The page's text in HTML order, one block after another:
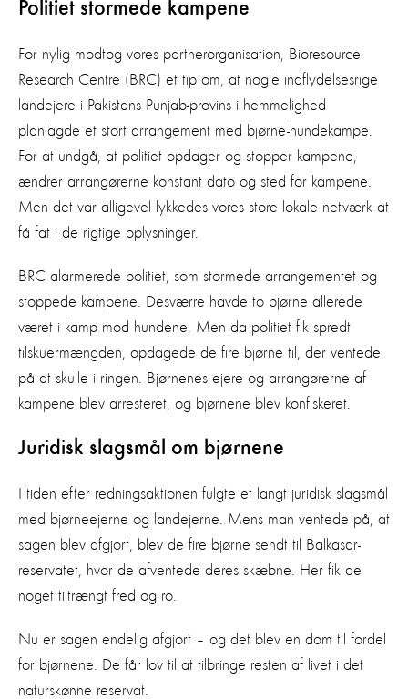
Politiet stormede kampene
For nylig modtog vores partnerorganisation, Bioresource
Research Centre (BRC) et tip om, at nogle indflydelsesrige
landejere i Pakistans Punjab-provins i hemmelighed
planlagde et stort arrangement med bjørne-hundekampe.
For at undgå, at politiet opdager og stopper kampene,
ændrer arrangørerne konstant dato og sted for kampene.
Men det var alligevel lykkedes vores store lokale netværk at
få fat i de rigtige oplysninger.
BRC alarmerede politiet, som stormede arrangementet og
stoppede kampene. Desværre havde to bjørne allerede
været i kamp mod hundene. Men da politiet fik spredt
tilskuermængden, opdagede de fire bjørne til, der ventede
på at skulle i ringen. Bjørnenes ejere og arrangørerne af
kampene blev arresteret, og bjørnene blev konfiskeret.
Juridisk slagsmål om bjørnene
I tiden efter redningsaktionen fulgte et langt juridisk slagsmål
med bjørneejerne og landejerne. Mens man ventede på, at
sagen blev afgjort, blev de fire bjørne sendt til Balkasar-
reservatet, hvor de afventede deres skæbne. Her fik de
noget tiltrængt fred og ro.
Nu er sagen endelig afgjort – og det blev en dom til fordel
for bjørnene. De får lov til at tilbringe resten af livet i det
naturskønne reservat.